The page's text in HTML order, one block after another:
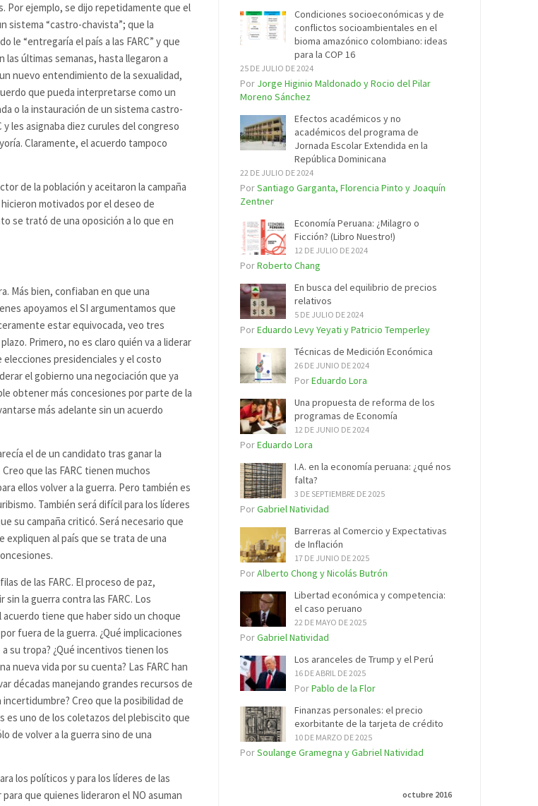
Por ejemplo, se dijo repetidamente que el
sistema “castro-chavista”; que la
le “entregaría el país a las FARC” y que
últimas semanas, hasta llegaron a
nuevo entendimiento de la sexualidad,
que pueda interpretarse como un
o la instauración de un sistema castro-
les asignaba diez curules del congreso
Claramente, el acuerdo tampoco
de la población y aceitaron la campaña
motivados por el deseo de
se trató de una oposición a lo que en
Más bien, confiaban en que una
apoyamos el SI argumentamos que
estar equivocada, veo tres
Primero, no es claro quién va a liderar
elecciones presidenciales y el costo
el gobierno una negociación que ya
obtener más concesiones por parte de la
más adelante sin un acuerdo
el de un candidato tras ganar la
que las FARC tienen muchos
ellos volver a la guerra. Pero también es
También será difícil para los líderes
su campaña criticó. Será necesario que
expliquen al país que se trata de una
de las FARC. El proceso de paz,
la guerra contra las FARC. Los
tiene que haber sido un choque
fuera de la guerra. ¿Qué implicaciones
su tropa? ¿Qué incentivos tienen los
nueva vida por su cuenta? Las FARC han
décadas manejando grandes recursos de
Creo que la posibilidad de
es uno de los coletazos del plebiscito que
de volver a la guerra sino de una
los políticos y para los líderes de las
que quienes lideraron el NO asuman
Condiciones socioeconómicas y de
conflictos socioambientales en el
bioma amazónico colombiano: ideas
para la COP 16
25 DE JULIO DE 2024
Por Jorge Higinio Maldonado y Rocio del Pilar
Moreno Sánchez
Efectos académicos y no
académicos del programa de
Jornada Escolar Extendida en la
República Dominicana
22 DE JULIO DE 2024
PorSantiago Garganta, Florencia Pinto y Joaquín
Zentner
Economía Peruana: ¿Milagro o
Ficción? (Libro Nuestro!)
12 DE JULIO DE 2024
PorRoberto Chang
En busca del equilibrio de precios
relativos
5 DE JULIO DE 2024
PorEduardo Levy Yeyati y Patricio Temperley
Técnicas de Medición Económica
26 DE JUNIO DE 2024
PorEduardo Lora
Una propuesta de reforma de los
programas de Economía
12 DE JUNIO DE 2024
PorEduardo Lora
I.A. en la economía peruana: ¿qué nos
falta?
3 DE SEPTIEMBRE DE 2025
PorGabriel Natividad
Barreras al Comercio y Expectativas
de Inflación
17 DE JUNIO DE 2025
PorAlberto Chong y Nicolás Butrón
Libertad económica y competencia:
el caso peruano
22 DE MAYO DE 2025
PorGabriel Natividad
Los aranceles de Trump y el Perú
16 DE ABRIL DE 2025
PorPablo de la Flor
Finanzas personales: el precio
exorbitante de la tarjeta de crédito
10 DE MARZO DE 2025
PorSoulange Gramegna y Gabriel Natividad
octubre 2016